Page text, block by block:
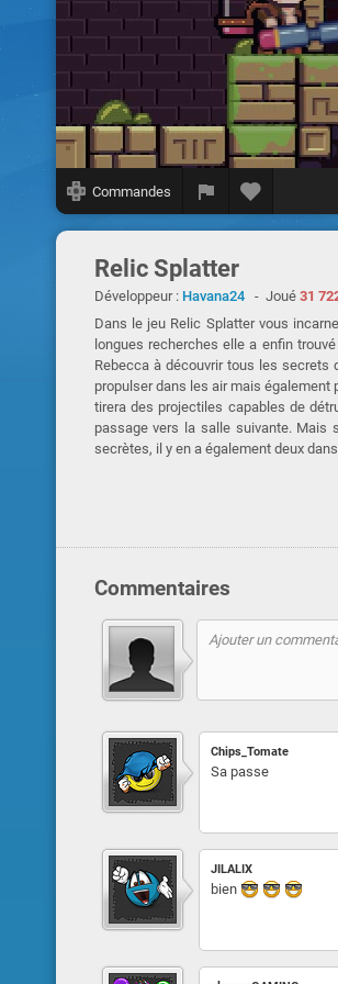
Commandes
Relic Splatter
Développeur : Havana24 - Joué 31
Dans le jeu Relic Splatter vous
longues recherches elle a enfin
Rebecca à découvrir tous les secrets
propulser dans les air mais
tirera des projectiles capables de
passage vers la salle suivante. Mais
secrètes, il y en a également deux
Commentaires
Chips_Tomate
Sa passe
JILALIX
bien